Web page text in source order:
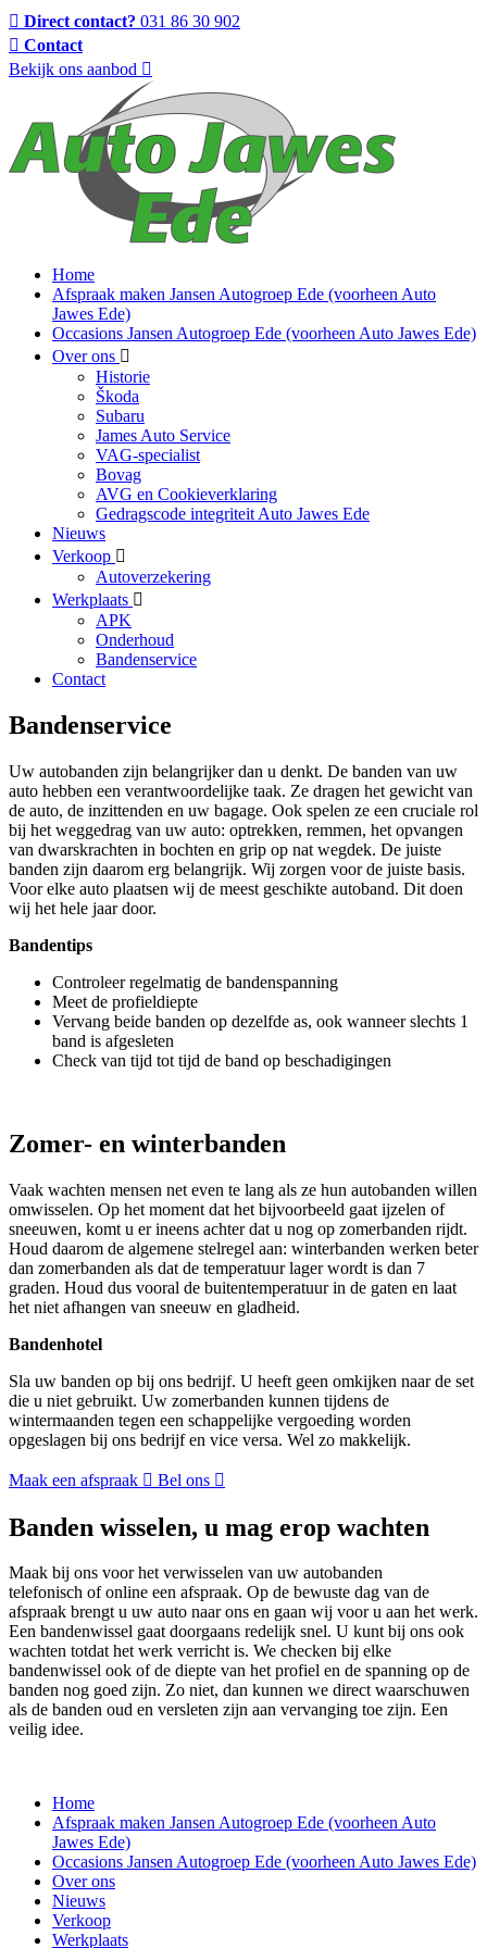
Direct contact? 031 86 30 902
Contact
Bekijk ons aanbod
Home
Afspraak maken Jansen Autogroep Ede (voorheen Auto
Jawes Ede)
Occasions Jansen Autogroep Ede (voorheen Auto Jawes Ede)
Over ons
Historie
Škoda
Subaru
James Auto Service
VAG-specialist
Bovag
AVG en Cookieverklaring
Gedragscode integriteit Auto Jawes Ede
Nieuws
Verkoop
Autoverzekering
Werkplaats
APK
Onderhoud
Bandenservice
Contact
Bandenservice
Uw autobanden zijn belangrijker dan u denkt. De banden van uw
auto hebben een verantwoordelijke taak. Ze dragen het gewicht van
de auto, de inzittenden en uw bagage. Ook spelen ze een cruciale rol
bij het weggedrag van uw auto: optrekken, remmen, het opvangen
van dwarskrachten in bochten en grip op nat wegdek. De juiste
banden zijn daarom erg belangrijk. Wij zorgen voor de juiste basis.
Voor elke auto plaatsen wij de meest geschikte autoband. Dit doen
wij het hele jaar door.
Bandentips
Controleer regelmatig de bandenspanning
Meet de profieldiepte
Vervang beide banden op dezelfde as, ook wanneer slechts 1
band is afgesleten
Check van tijd tot tijd de band op beschadigingen
Zomer- en winterbanden
Vaak wachten mensen net even te lang als ze hun autobanden willen
omwisselen. Op het moment dat het bijvoorbeeld gaat ijzelen of
sneeuwen, komt u er ineens achter dat u nog op zomerbanden rijdt.
Houd daarom de algemene stelregel aan: winterbanden werken beter
dan zomerbanden als dat de temperatuur lager wordt is dan 7
graden. Houd dus vooral de buitentemperatuur in de gaten en laat
het niet afhangen van sneeuw en gladheid.
Bandenhotel
Sla uw banden op bij ons bedrijf. U heeft geen omkijken naar de set
die u niet gebruikt. Uw zomerbanden kunnen tijdens de
wintermaanden tegen een schappelijke vergoeding worden
opgeslagen bij ons bedrijf en vice versa. Wel zo makkelijk.
Maak een afspraak Bel ons
Banden wisselen, u mag erop wachten
Maak bij ons voor het verwisselen van uw autobanden
telefonisch of online een afspraak. Op de bewuste dag van de
afspraak brengt u uw auto naar ons en gaan wij voor u aan het werk.
Een bandenwissel gaat doorgaans redelijk snel. U kunt bij ons ook
wachten totdat het werk verricht is. We checken bij elke
bandenwissel ook of de diepte van het profiel en de spanning op de
banden nog goed zijn. Zo niet, dan kunnen we direct waarschuwen
als de banden oud en versleten zijn aan vervanging toe zijn. Een
veilig idee.
Home
Afspraak maken Jansen Autogroep Ede (voorheen Auto
Jawes Ede)
Occasions Jansen Autogroep Ede (voorheen Auto Jawes Ede)
Over ons
Nieuws
Verkoop
Werkplaats